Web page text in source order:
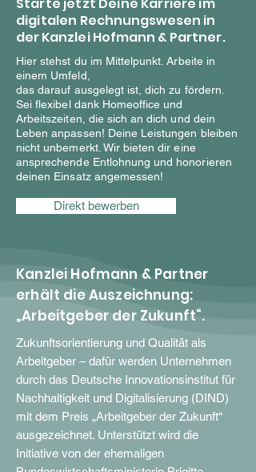
digitalen Rechnungswesen in
der Kanzlei Hofmann & Partner.
Hier stehst du im Mittelpunkt. Arbeite in
einem Umfeld,
das darauf ausgelegt ist, dich zu fördern.
Sei flexibel dank Homeoffice und
Arbeitszeiten, die sich an dich und dein
Leben anpassen! Deine Leistungen bleiben
nicht unbemerkt. Wir bieten dir eine
ansprechende Entlohnung und honorieren
deinen Einsatz angemessen!
Direkt bewerben
Kanzlei Hofmann & Partner
erhält die Auszeichnung:
„Arbeitgeber der Zukunft“.
Zukunftsorientierung und Qualität als
Arbeitgeber – dafür werden Unternehmen
durch das Deutsche Innovationsinstitut für
Nachhaltigkeit und Digitalisierung (DIND)
mit dem Preis „Arbeitgeber der Zukunft“
ausgezeichnet. Unterstützt wird die
Initiative von der ehemaligen